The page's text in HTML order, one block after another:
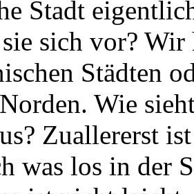
Stadt
sich vor?
Städten
Wie
Zuallererst
was los in der